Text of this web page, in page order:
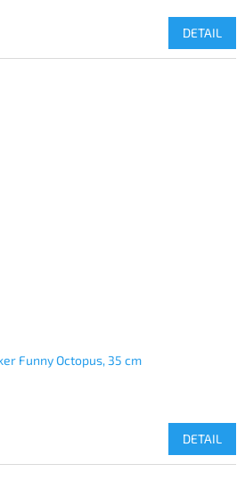
DETAIL
Funny Octopus, 35 cm
DETAIL